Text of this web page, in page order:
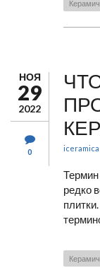
НОЯ
29
2022
0 iceramica
редко